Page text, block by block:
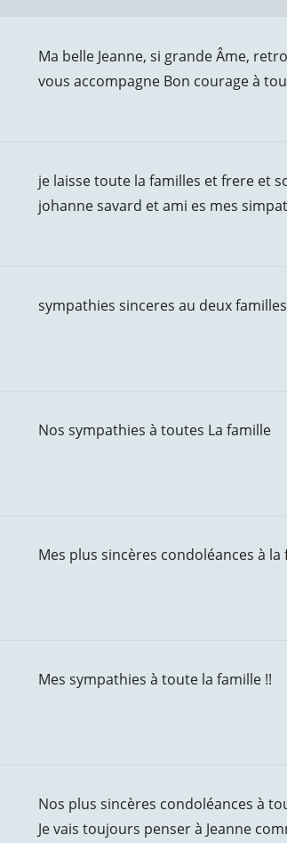
Ma belle Jeanne, si grande Âme,
vous accompagne Bon courage à
je laisse toute la familles et frere et
johanne savard et ami es mes
sympathies sinceres au deux familles
Nos sympathies à toutes La famille
Mes plus sincères condoléances à
Mes sympathies à toute la famille !!
Nos plus sincères condoléances à
Je vais toujours penser à Jeanne